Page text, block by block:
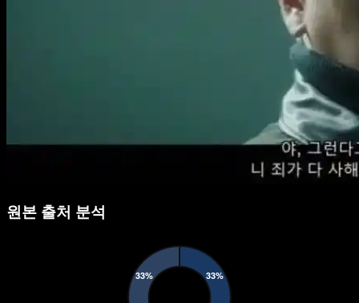
원본 출처 분석